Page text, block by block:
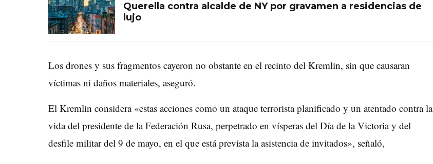
Querella contra alcalde de NY por gravamen a residencias de
lujo
Los drones y sus fragmentos cayeron no obstante en el recinto del Kremlin, sin que causaran
víctimas ni daños materiales, aseguró.
El Kremlin considera «estas acciones como un ataque terrorista planificado y un atentado contra la
vida del presidente de la Federación Rusa, perpetrado en vísperas del Día de la Victoria y del
desfile militar del 9 de mayo, en el que está prevista la asistencia de invitados», señaló,